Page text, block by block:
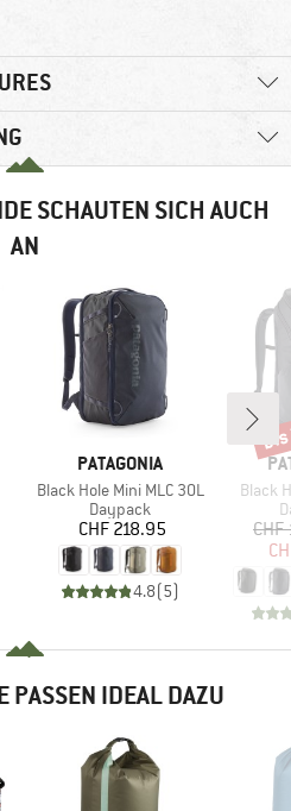
SCHAUTEN SICH AUCH
AN
Preis
MARKE
PATAGONIA
Artikel
Black Hole Mini MLC 30L
Produktgruppe
Daypack
Preis
CHF 218.95
4.8(5)
Artikel
Black
PASSEN IDEAL DAZU